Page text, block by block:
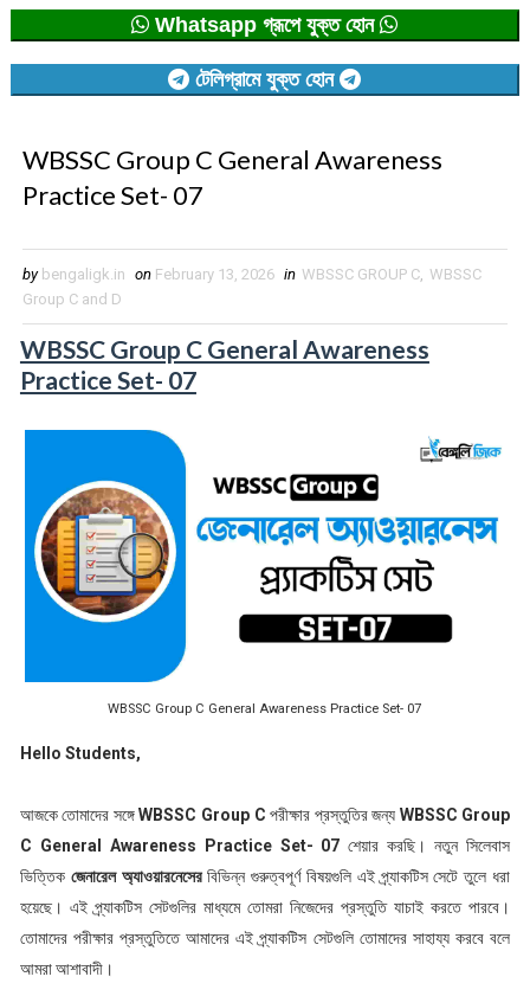
Whatsapp গ্রূপে যুক্ত হোন
টেলিগ্রামে যুক্ত হোন
WBSSC Group C General Awareness
Practice Set- 07
by bengaligk.in on February 13, 2026 in WBSSC GROUP C, WBSSC
Group C and D
WBSSC Group C General Awareness
Practice Set- 07
WBSSC Group C General Awareness Practice Set- 07
Hello Students,
আজকে তোমাদের সঙ্গেWBSSC Group C পরীক্ষার প্রস্তুতির জন্য WBSSC Group
C General Awareness Practice Set- 07 শেয়ার করছি। নতুন সিলেবাস
ভিত্তিক জেনারেল অ্যাওয়ারনেসেরবিভিন্ন গুরুত্বপূর্ণ বিষয়গুলি এই প্র্যাকটিস সেটে তুলে ধরা
হয়েছে। এই প্র্যাকটিস সেটগুলির মাধ্যমে তোমরা নিজেদের প্রস্তুতি যাচাই করতে পারবে।
তোমাদের পরীক্ষার প্রস্তুতিতে আমাদের এই প্র্যাকটিস সেটগুলি তোমাদের সাহায্য করবে বলে
আমরা আশাবাদী।